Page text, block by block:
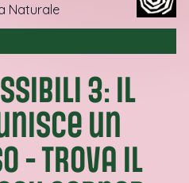
Naturale
3: il
un
- Trova il